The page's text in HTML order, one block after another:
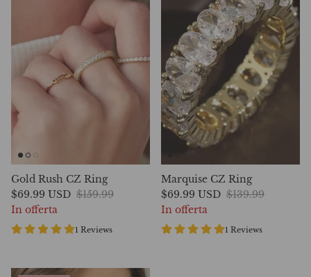
Gold Rush CZ Ring
$69.99 USD $159.99
In offerta
1 Reviews
Marquise CZ Ring
$69.99 USD $139.99
In offerta
1 Reviews